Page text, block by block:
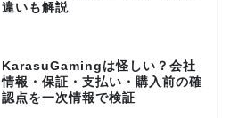
違いも解説
KarasuGamingは怪しい？会社
情報・保証・支払い・購入前の確
認点を一次情報で検証